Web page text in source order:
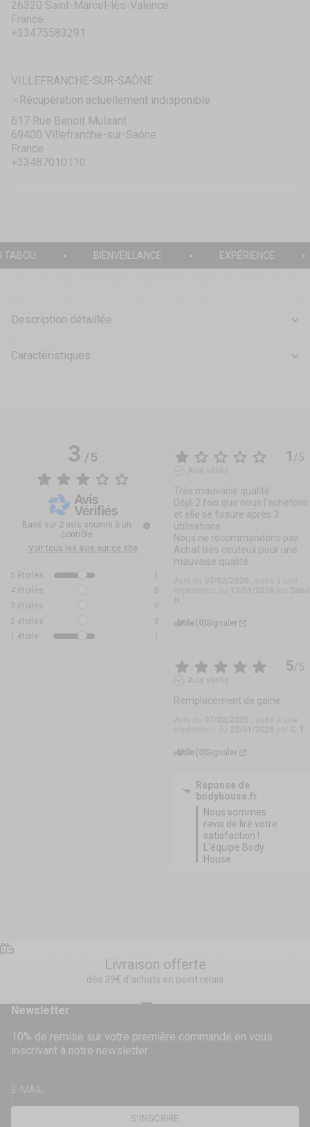
26320 Saint-Marcel-lès-Valence
France
+33475583291
VILLEFRANCHE-SUR-SAÔNE
Récupération actuellement indisponible
617 Rue Benoit Mulsant
69400 Villefranche-sur-Saône
France
+33487010110
TABOU BIENVEILLANCE EXPÉRIENCE
Description détaillée
Caractéristiques
3/5
Basé sur 2 avis soumis à un
contrôle
Voir tous les avis sur ce site
5 étoiles
1
4 étoiles
0
3 étoiles
0
2 étoiles
0
1 étoile 1
1 /5
Avis vérifié
Très mauvaise qualité
Déjà 2 fois que nous l'achetons
et elle se fissure après 3
utilisations.
Nous ne recommandons pas.
Achat très coûteux pour une
mauvaise qualité
Utile(0) Signaler
5/5
Avis vérifié
Remplacement de gaine
Utile(0) Signaler
Réponse de
bodyhouse.fr
Nous sommes
ravis de lire votre
satisfaction !
L'équipe Body
House
Livraison offerte
dès 39€ d’achats en point relais
Newsletter
10% de remise sur votre première commande en vous
inscrivant à notre newsletter
E-MAIL
S'INSCRIRE